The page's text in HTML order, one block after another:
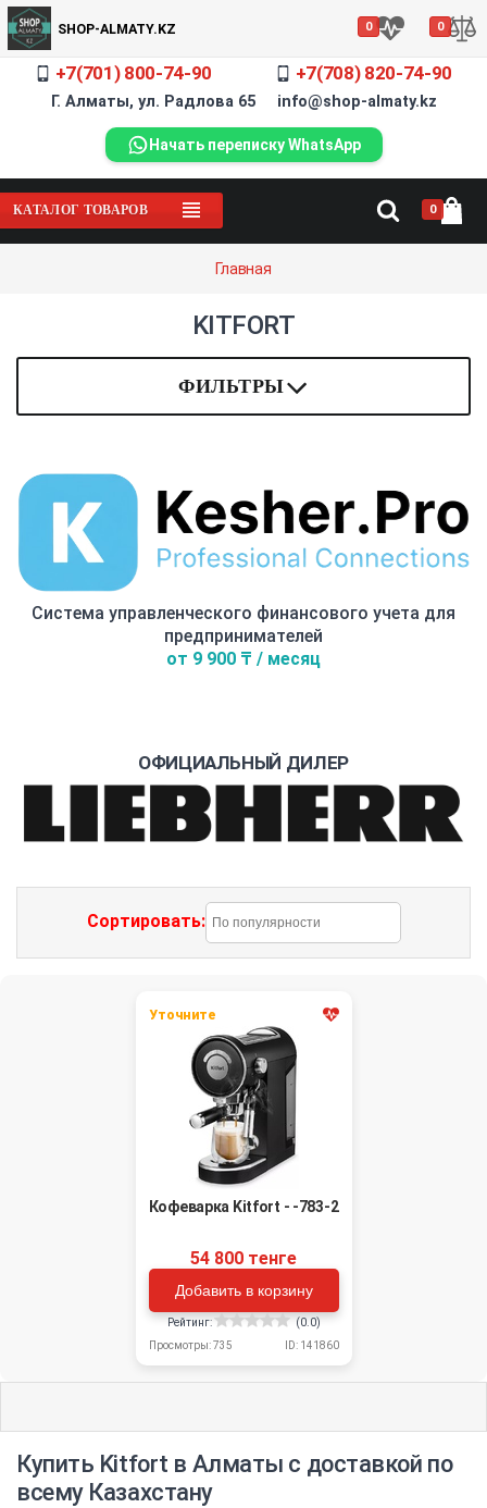
SHOP-ALMATY.KZ 0 0
+7(701) 800-74-90 +7(708) 820-74-90
Г. Алматы, ул. Радлова 65 info@shop-almaty.kz
Начать переписку WhatsApp
КАТАЛОГ ТОВАРОВ 0
Главная
KITFORT
ФИЛЬТРЫ
Система управленческого финансового учета для
предпринимателей
от 9 900 ₸ / месяц
ОФИЦИАЛЬНЫЙ ДИЛЕР
Сортировать:
Уточните
Кофеварка Kitfort - -783-2
54 800 тенге
Добавить в корзину
Рейтинг:
(0.0)
Просмотры: 735
ID: 141860
Купить Kitfort в Алматы с доставкой по
всему Казахстану